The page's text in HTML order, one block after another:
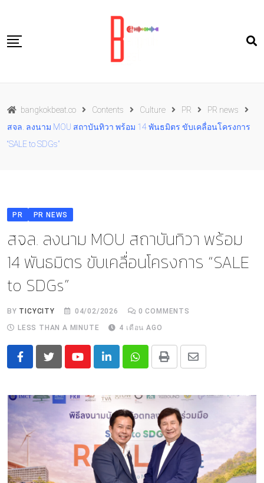
content
Food
Culture
bangkokbeat.co Contents Culture PR
PR news
สจล. ลงนาม MOU สถาบันทิวา พร้อม 14 พันธมิตร ขับเคลื่อนโครงการ
“SALE to SDGs”
PR PR NEWS
สจล. ลงนาม MOU สถาบันทิวา พร้อม
14 พันธมิตร ขับเคลื่อนโครงการ “SALE
to SDGs”
BY TICYCITY 04/02/2026 0 COMMENTS
LESS THAN A MINUTE
4 เดือน AGO
YoutubeLinkedInWhatsapp
Print
Share
Email